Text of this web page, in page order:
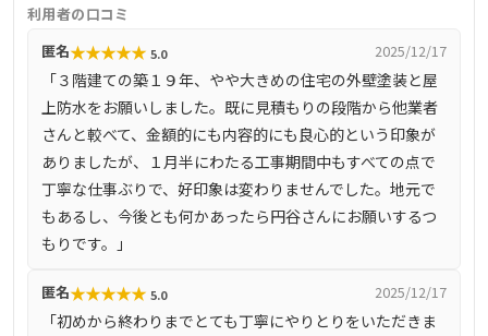
手掛けています。施工事例や料金の詳細は公開されていま
せんが、施工品質の高さに定評があります。詳細について
は、公式サイトや問い合わせ窓口をご利用ください。
利用者の口コミ
匿名★★★★★ 5.0 2025/12/17
「３階建ての築１９年、やや大きめの住宅の外壁塗装と屋
上防水をお願いしました。既に見積もりの段階から他業者
さんと較べて、金額的にも内容的にも良心的という印象が
ありましたが、１月半にわたる工事期間中もすべての点で
丁寧な仕事ぶりで、好印象は変わりませんでした。地元で
もあるし、今後とも何かあったら円谷さんにお願いするつ
もりです。」
匿名★★★★★ 5.0 2025/12/17
「初めから終わりまでとても丁寧にやりとりをいただきま